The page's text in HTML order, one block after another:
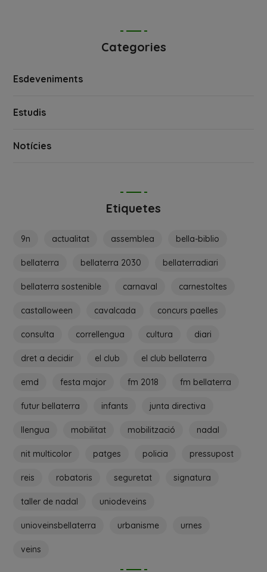
Categories
Esdeveniments
Estudis
Notícies
Etiquetes
9n actualitat assemblea bella-biblio
bellaterra bellaterra 2030 bellaterradiari
bellaterra sostenible carnaval carnestoltes
castalloween cavalcada concurs paelles
consulta correllengua cultura diari
dret a decidir el club el club bellaterra
emd festa major fm 2018 fm bellaterra
futur bellaterra infants junta directiva
llengua mobilitat mobilització nadal
nit multicolor patges policia pressupost
reis robatoris seguretat signatura
taller de nadal uniodeveins
unioveinsbellaterra urbanisme urnes
veins